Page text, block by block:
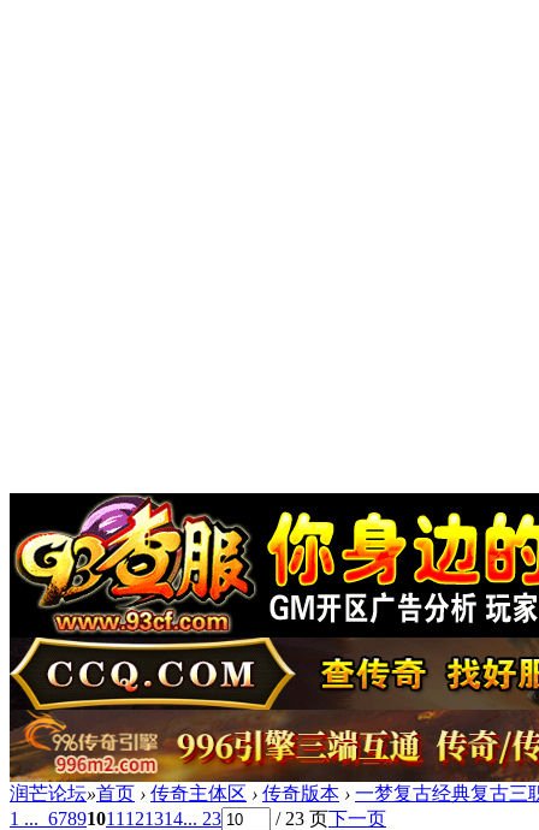
润芒论坛»首页 › 传奇主体区 › 传奇版本 › 一梦复古经典复古三
1 ... 67891011 121314... 23 / 23 页下一页